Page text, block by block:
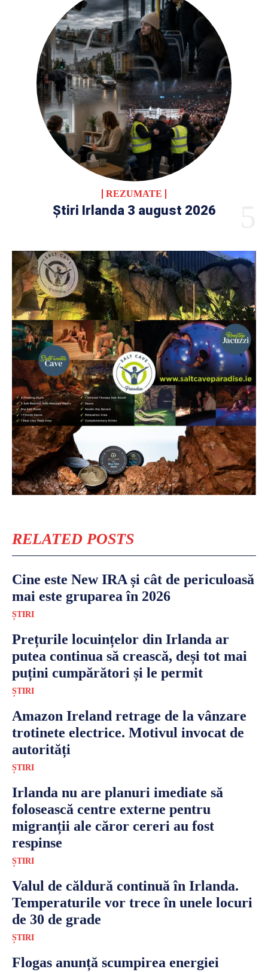
REZUMATE
Știri Irlanda 3 august 2026
RELATED POSTS
Cine este New IRA și cât de periculoasă
mai este gruparea în 2026
ȘTIRI
Prețurile locuințelor din Irlanda ar
putea continua să crească, deși tot mai
puțini cumpărători și le permit
ȘTIRI
Amazon Ireland retrage de la vânzare
trotinete electrice. Motivul invocat de
autorități
ȘTIRI
Irlanda nu are planuri imediate să
folosească centre externe pentru
migranții ale căror cereri au fost
respinse
ȘTIRI
Valul de căldură continuă în Irlanda.
Temperaturile vor trece în unele locuri
de 30 de grade
ȘTIRI
Flogas anunță scumpirea energiei